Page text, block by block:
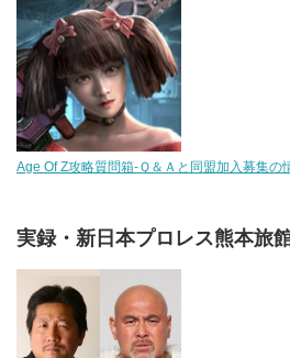
Age Of Z攻略質問箱-Ｑ＆Ａと同盟加入募集の
実録・新日本プロレス熊本旅